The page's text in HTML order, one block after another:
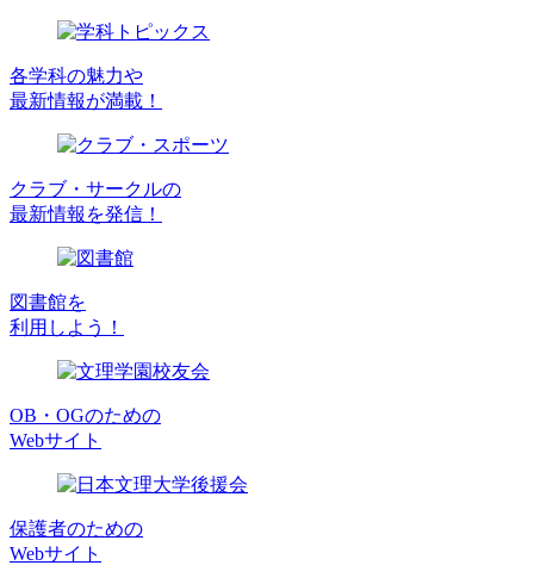
各学科の魅力や
最新情報が満載！
クラブ・サークルの
最新情報を発信！
図書館を
利用しよう！
OB・OGのための
Webサイト
保護者のための
Webサイト